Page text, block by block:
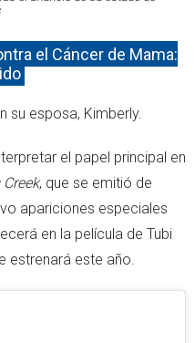
el Cáncer de Mama:
su esposa, Kimberly.
el papel principal en
Creek, que se emitió de
apariciones especiales
en la película de Tubi
estrenará este año.